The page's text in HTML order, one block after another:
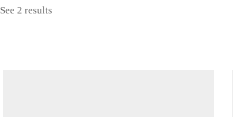
See 2 results